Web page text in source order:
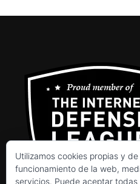
Utilizamos cookies propias y
funcionamiento de la web,
servicios. Puede aceptar
Política de cookies